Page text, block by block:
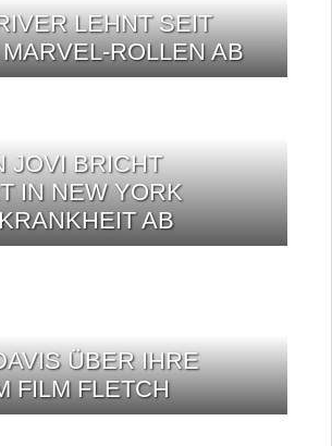
LEHNT SEIT
ROLLEN AB
JOVI BRICHT
IN NEW YORK
AB
ÜBER IHRE
FILM FLETCH